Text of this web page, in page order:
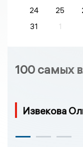
24
25
31
1
100 самых
Извекова